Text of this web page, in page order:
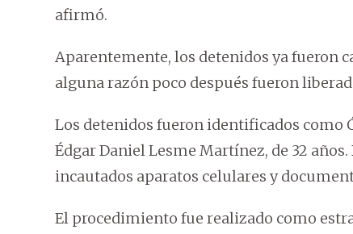
afirmó.
Aparentemente, los detenidos ya fueron
alguna razón poco después fueron
Los detenidos fueron identificados como
Édgar Daniel Lesme Martínez, de 32
incautados aparatos celulares y
El procedimiento fue realizado como